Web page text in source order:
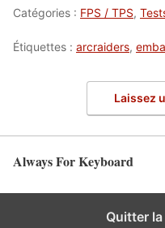
Catégories : FPS / TPS,
Étiquettes : arcraiders,
Laissez
Always For Keyboard
Quitter